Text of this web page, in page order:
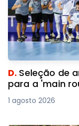
D. Seleção de
para a 'main
1 agosto 2026